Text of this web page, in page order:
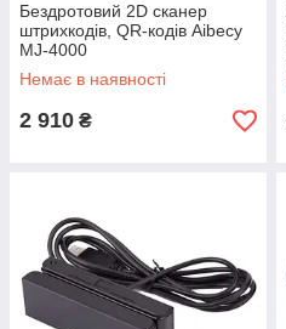
Бездротовий 2D сканер
штрихкодів, QR-кодів Aibecy
MJ-4000
Немає в наявності
2 910 ₴